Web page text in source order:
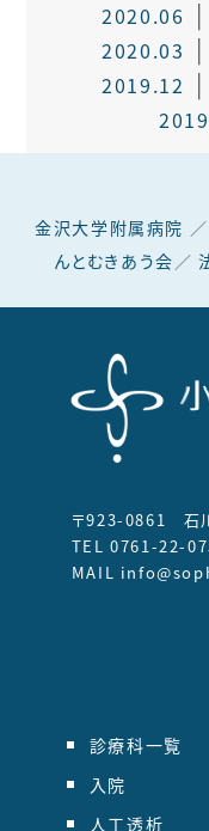
2020.06
2020.03
2019.12
金沢大学附属病院 ／
んとむきあう会 ／
〒923-0861 石
TEL 0761-22-
MAIL
診療科一覧
入院
人工透析